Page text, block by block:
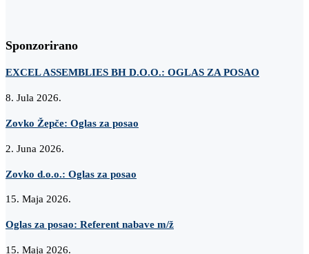
Sponzorirano
EXCEL ASSEMBLIES BH D.O.O.: OGLAS ZA POSAO
8. Jula 2026.
Zovko Žepče: Oglas za posao
2. Juna 2026.
Zovko d.o.o.: Oglas za posao
15. Maja 2026.
Oglas za posao: Referent nabave m/ž
15. Maja 2026.